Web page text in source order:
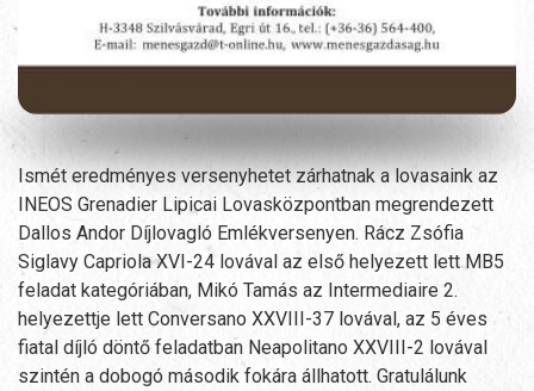
Ismét eredményes versenyhetet zárhatnak a lovasaink az
INEOS Grenadier Lipicai Lovasközpontban megrendezett
Dallos Andor Díjlovagló Emlékversenyen. Rácz Zsófia
Siglavy Capriola XVI-24 lovával az első helyezett lett MB5
feladat kategóriában, Mikó Tamás az Intermediaire 2.
helyezettje lett Conversano XXVIII-37 lovával, az 5 éves
fiatal díjló döntő feladatban Neapolitano XXVIII-2 lovával
szintén a dobogó második fokára állhatott. Gratulálunk